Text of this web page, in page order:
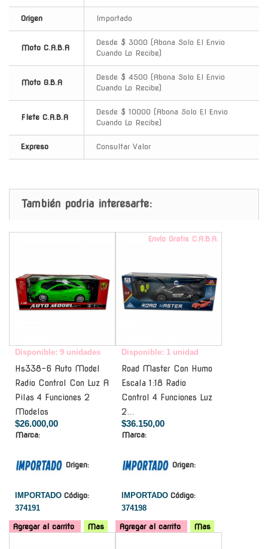
Origen Importado
Moto C.A.B.A
Desde $ 3000 (Abona Solo El Envio
Cuando Lo Recibe)
Moto G.B.A
Desde $ 4500 (Abona Solo El Envio
Cuando Lo Recibe)
Flete C.A.B.A
Desde $ 10000 (Abona Solo El Envio
Cuando Lo Recibe)
Expreso Consultar Valor
También podria interesarte:
Disponible: 9 unidades
Hs338-6 Auto Model
Radio Control Con Luz A
Pilas 4 Funciones 2
Modelos
$26.000,00
Marca:
Origen:
IMPORTADO Código:
374191
Agregar al carrito Mas
Envío Gratis C.A.B.A.
Disponible: 1 unidad
Road Master Con Humo
Escala 1:18 Radio
Control 4 Funciones Luz
2...
$36.150,00
Marca:
Origen:
IMPORTADO Código:
374198
Agregar al carrito
Mas